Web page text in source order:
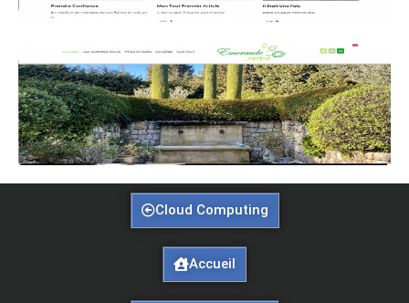
Cloud Computing
Accueil